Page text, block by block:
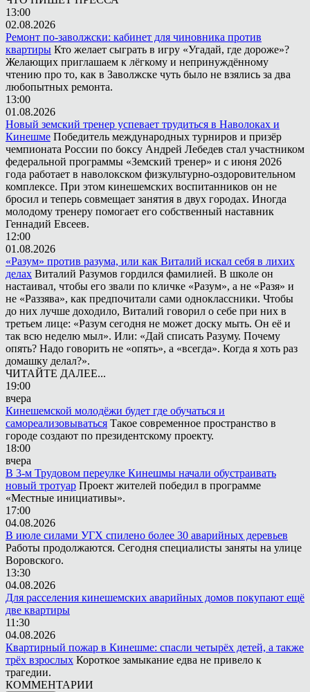
13:00
02.08.2026
Ремонт по-заволжски: кабинет для чиновника против
квартиры Кто желает сыграть в игру «Угадай, где дороже»?
Желающих приглашаем к лёгкому и непринуждённому
чтению про то, как в Заволжске чуть было не взялись за два
любопытных ремонта.
13:00
01.08.2026
Новый земский тренер успевает трудиться в Наволоках и
Кинешме Победитель международных турниров и призёр
чемпионата России по боксу Андрей Лебедев стал участником
федеральной программы «Земский тренер» и с июня 2026
года работает в наволокском физкультурно-оздоровительном
комплексе. При этом кинешемских воспитанников он не
бросил и теперь совмещает занятия в двух городах. Иногда
молодому тренеру помогает его собственный наставник
Геннадий Евсеев.
12:00
01.08.2026
«Разум» против разума, или как Виталий искал себя в лихих
делах Виталий Разумов гордился фамилией. В школе он
настаивал, чтобы его звали по кличке «Разум», а не «Разя» и
не «Раззява», как предпочитали сами одноклассники. Чтобы
до них лучше доходило, Виталий говорил о себе при них в
третьем лице: «Разум сегодня не может доску мыть. Он её и
так всю неделю мыл». Или: «Дай списать Разуму. Почему
опять? Надо говорить не «опять», а «всегда». Когда я хоть раз
домашку делал?».
ЧИТАЙТЕ ДАЛЕЕ...
19:00
вчера
Кинешемской молодёжи будет где обучаться и
самореализовываться Такое современное пространство в
городе создают по президентскому проекту.
18:00
вчера
В 3-м Трудовом переулке Кинешмы начали обустраивать
новый тротуар Проект жителей победил в программе
«Местные инициативы».
17:00
04.08.2026
В июле силами УГХ спилено более 30 аварийных деревьев
Работы продолжаются. Сегодня специалисты заняты на улице
Воровского.
13:30
04.08.2026
Для расселения кинешемских аварийных домов покупают ещё
две квартиры
11:30
04.08.2026
Квартирный пожар в Кинешме: спасли четырёх детей, а также
трёх взрослых Короткое замыкание едва не привело к
трагедии.
КОММЕНТАРИИ